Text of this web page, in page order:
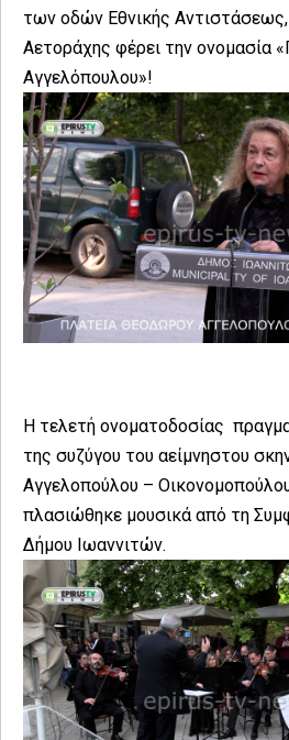
των οδών Εθνικής Αντιστάσεως,
Αετοράχης φέρει την ονομασία
Αγγελόπουλου»!
Η τελετή ονοματοδοσίας
της συζύγου του αείμνηστου
Αγγελοπούλου –
πλασιώθηκε μουσικά από τη
Δήμου Ιωαννιτών.